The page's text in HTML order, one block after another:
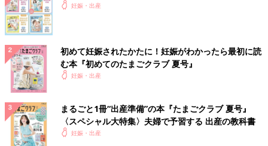
そうなんですね！ 仲間がいて嬉しいです☺️ 温泉旅行♨️い
いですね🥹💕
め*****さん
妊娠・出産
初めて妊娠されたかたに！妊娠がわかったら最初に読
む本『初めてのたまごクラブ 夏号』
妊娠・出産
まるごと1冊“出産準備”の本『たまごクラブ 夏号』
〈スペシャル大特集〉夫婦で予習する 出産の教科書
妊娠・出産